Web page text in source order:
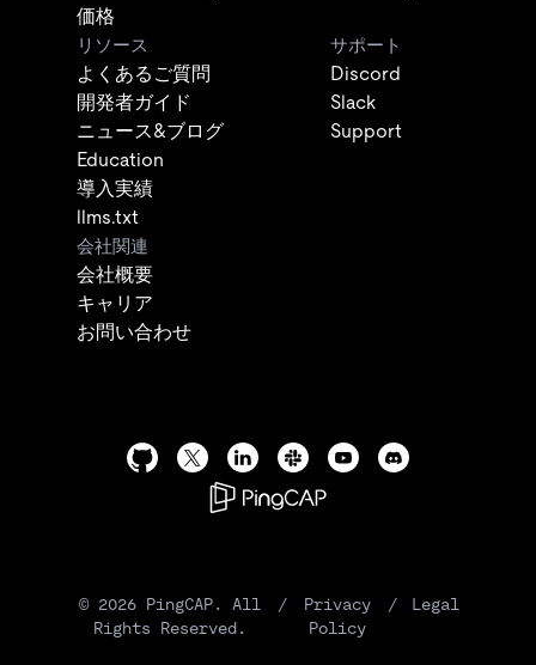
価格
リソース
よくあるご質問
開発者ガイド
ニュース&ブログ
Education
導入実績
llms.txt
サポート
Discord
Slack
Support
会社関連
会社概要
キャリア
お問い合わせ
© 2026PingCAP. All
Rights Reserved.
/
Privacy
Policy
/ Legal